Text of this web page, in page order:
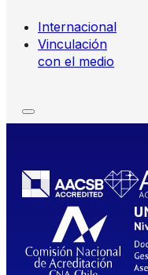
Internacional
Vinculación
con el medio